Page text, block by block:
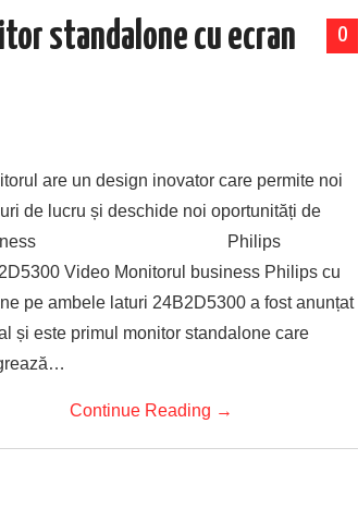
0
standalone cu ecran
are un design inovator care permite noi
de lucru și deschide noi oportunități de
Philips
Video Monitorul business Philips cu
pe ambele laturi 24B2D5300 a fost anunțat
și este primul monitor standalone care
Continue Reading →